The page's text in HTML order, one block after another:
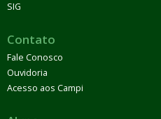
SIG
Contato
Fale Conosco
Ouvidoria
Acesso aos Campi